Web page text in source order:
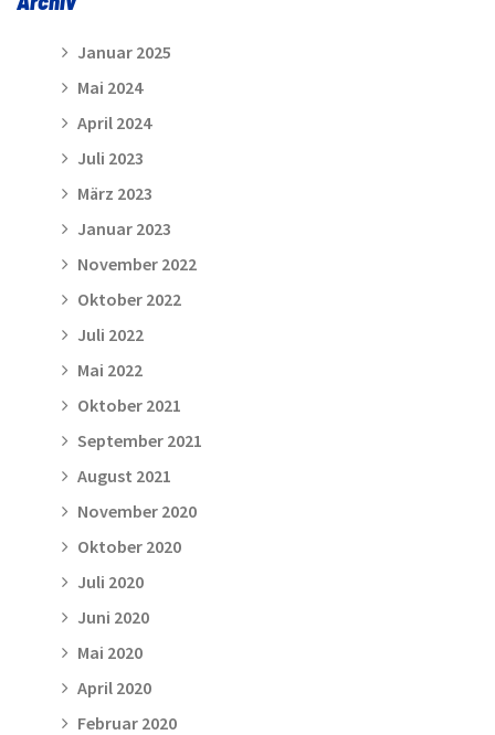
Januar 2025
Mai 2024
April 2024
Juli 2023
März 2023
Januar 2023
November 2022
Oktober 2022
Juli 2022
Mai 2022
Oktober 2021
September 2021
August 2021
November 2020
Oktober 2020
Juli 2020
Juni 2020
Mai 2020
April 2020
Februar 2020